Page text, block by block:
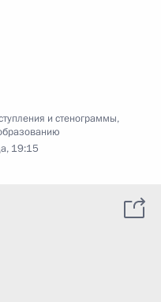
и стенограммы,
19:15